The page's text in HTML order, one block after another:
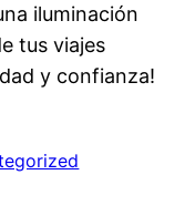
iluminación
tus viajes
y confianza!